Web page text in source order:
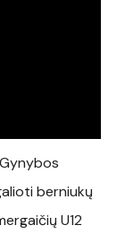
berniukų
U12